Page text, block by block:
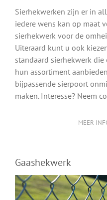
Sierhekwerken zijn er in
iedere wens kan op maat
sierhekwerk voor de
Uiteraard kunt u ook
standaard sierhekwerk
hun assortiment
bijpassende sierpoort
maken. Interesse? Neem
MEER
Gaashekwerk